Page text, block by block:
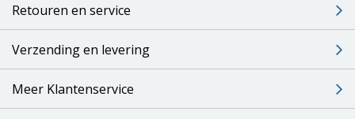
Retouren en service
Verzending en levering
Meer Klantenservice